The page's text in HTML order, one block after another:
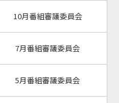
10月番組審議委員会
7月番組審議委員会
5月番組審議委員会